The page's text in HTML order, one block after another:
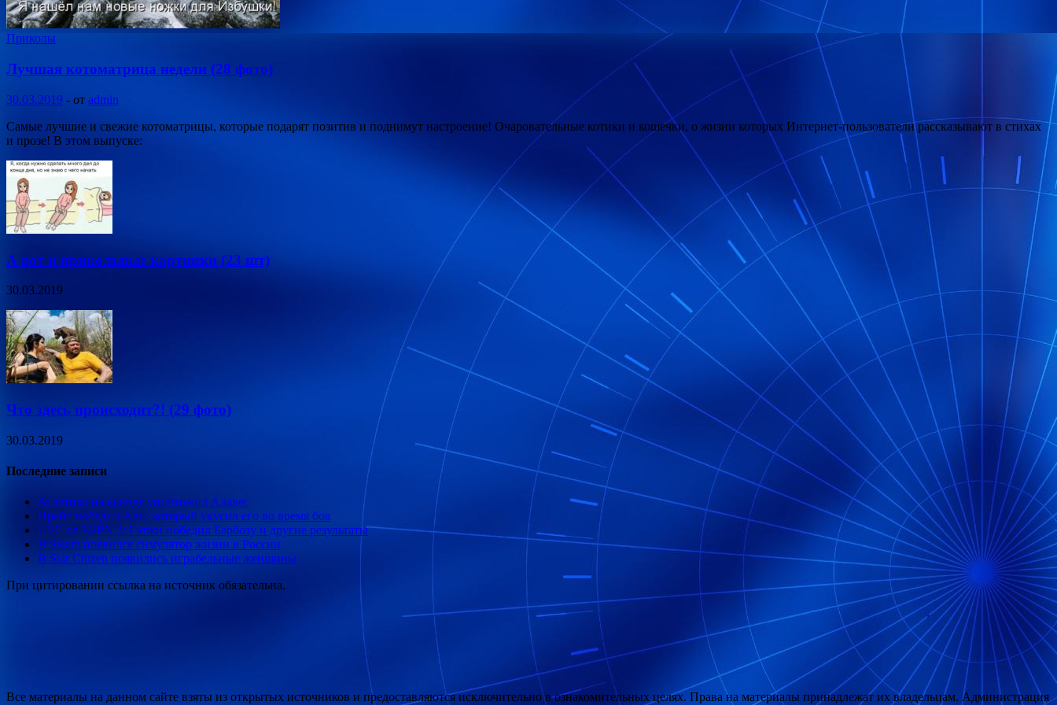
Приколы
Лучшая котоматрица недели (28 фото)
30.03.2019 - от admin
Самые лучшие и свежие котоматрицы, которые подарят позитив и поднимут настроение! Очаровательные котики и кошечки, о жизни которых Интернет-пользователи рассказывают в стихах
и прозе! В этом выпуске:
А вот и прикольные картинки (23 шт)
30.03.2019
Что здесь происходит?! (29 фото)
30.03.2019
Последние записи
Атлетико на выезде уничтожил Алавес
Прайс победил Али, который укусил его во время боя
UFC on ESPN 2: Гэтжи победил Барбозу и другие результаты
В Steam появился симулятор жизни в России
В Star Citizen появились играбельные женщины
При цитировании ссылка на источник обязательна.
Все материалы на данном сайте взяты из открытых источников и предоставляются исключительно в ознакомительных целях. Права на материалы принадлежат их владельцам. Администрация